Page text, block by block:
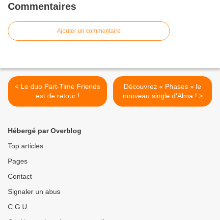
Commentaires
Ajouter un commentaire
< Le duo Part-Time Friends
est de retour !
Découvrez « Phases » le
nouveau single d’Alma ! >
Hébergé par Overblog
Top articles
Pages
Contact
Signaler un abus
C.G.U.